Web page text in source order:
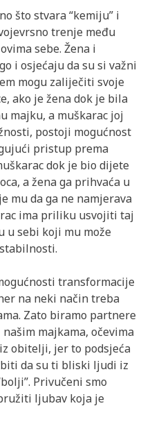
što stvara “kemiju” i
trenje među
sebe. Žena i
i osjećaju da su si važni
mogu zaliječiti svoje
ako je žena dok je bila
majku, a muškarac joj
postoji mogućnost
pristup prema
dok je bio dijete
a žena ga prihvaća u
mu da ga ne namjerava
ima priliku usvojiti taj
u sebi koji mu može
transformacije
na neki način treba
Zato biramo partnere
majkama, očevima
obitelji, jer to podsjeća
da su ti bliski ljudi iz
Privučeni smo
ljubav koja je